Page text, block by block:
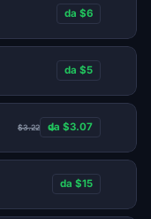
da $6
da $5
$3.22 da $3.07
da $15